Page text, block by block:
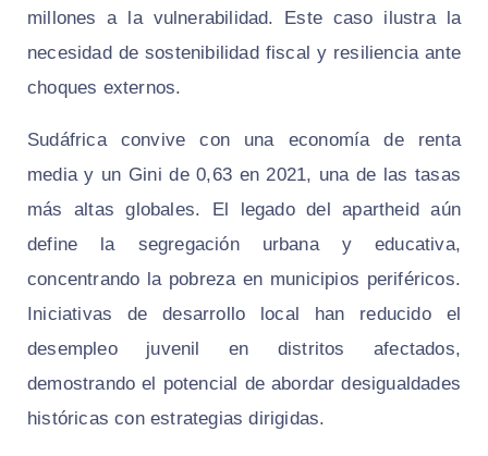
millones a la vulnerabilidad. Este caso ilustra la
necesidad de sostenibilidad fiscal y resiliencia ante
choques externos.
Sudáfrica convive con una economía de renta
media y un Gini de 0,63 en 2021, una de las tasas
más altas globales. El legado del apartheid aún
define la segregación urbana y educativa,
concentrando la pobreza en municipios periféricos.
Iniciativas de desarrollo local han reducido el
desempleo juvenil en distritos afectados,
demostrando el potencial de abordar desigualdades
históricas con estrategias dirigidas.